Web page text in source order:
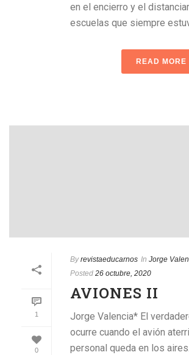
en el encierro y el
escuelas que siempre
READ MORE
1
0
By revistaeducarnos In Jorge
Posted 26 octubre, 2020
AVIONES II
Jorge Valencia* El
ocurre cuando el avión
personal queda en los